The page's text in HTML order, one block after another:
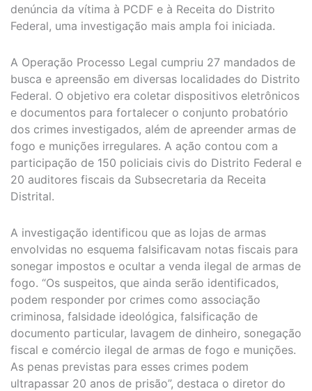
denúncia da vítima à PCDF e à Receita do Distrito
Federal, uma investigação mais ampla foi iniciada.
A Operação Processo Legal cumpriu 27 mandados de
busca e apreensão em diversas localidades do Distrito
Federal. O objetivo era coletar dispositivos eletrônicos
e documentos para fortalecer o conjunto probatório
dos crimes investigados, além de apreender armas de
fogo e munições irregulares. A ação contou com a
participação de 150 policiais civis do Distrito Federal e
20 auditores fiscais da Subsecretaria da Receita
Distrital.
A investigação identificou que as lojas de armas
envolvidas no esquema falsificavam notas fiscais para
sonegar impostos e ocultar a venda ilegal de armas de
fogo. “Os suspeitos, que ainda serão identificados,
podem responder por crimes como associação
criminosa, falsidade ideológica, falsificação de
documento particular, lavagem de dinheiro, sonegação
fiscal e comércio ilegal de armas de fogo e munições.
As penas previstas para esses crimes podem
ultrapassar 20 anos de prisão”, destaca o diretor do